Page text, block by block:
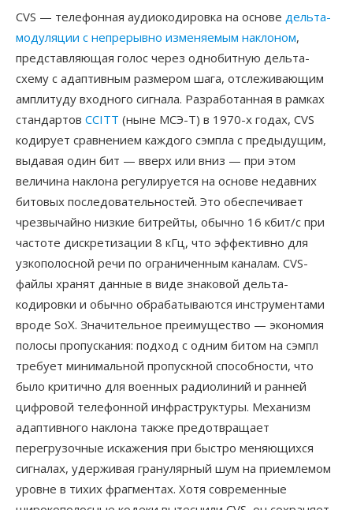
CVS — телефонная аудиокодировка на основе дельта-
модуляции с непрерывно изменяемым наклоном,
представляющая голос через однобитную дельта-
схему с адаптивным размером шага, отслеживающим
амплитуду входного сигнала. Разработанная в рамках
стандартов CCITT (ныне МСЭ-Т) в 1970-х годах, CVS
кодирует сравнением каждого сэмпла с предыдущим,
выдавая один бит — вверх или вниз — при этом
величина наклона регулируется на основе недавних
битовых последовательностей. Это обеспечивает
чрезвычайно низкие битрейты, обычно 16 кбит/с при
частоте дискретизации 8 кГц, что эффективно для
узкополосной речи по ограниченным каналам. CVS-
файлы хранят данные в виде знаковой дельта-
кодировки и обычно обрабатываются инструментами
вроде SoX. Значительное преимущество — экономия
полосы пропускания: подход с одним битом на сэмпл
требует минимальной пропускной способности, что
было критично для военных радиолиний и ранней
цифровой телефонной инфраструктуры. Механизм
адаптивного наклона также предотвращает
перегрузочные искажения при быстро меняющихся
сигналах, удерживая гранулярный шум на приемлемом
уровне в тихих фрагментах. Хотя современные